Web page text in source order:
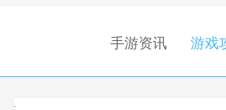
手游资讯 游戏
.